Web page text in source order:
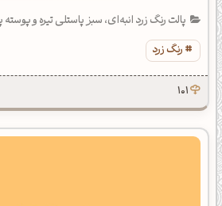
پالت رنگ زرد انبه‌ای، سبز پاستلی تیره و پوسته
رنگ زرد
101